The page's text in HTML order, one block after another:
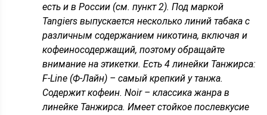
есть и в России (см. пункт 2). Под маркой
Tangiers выпускается несколько линий табака с
различным содержанием никотина, включая и
кофеиносодержащий, поэтому обращайте
внимание на этикетки. Есть 4 линейки Танжирса:
F-Line (Ф-Лайн) – самый крепкий у танжа.
Содержит кофеин. Noir – классика жанра в
линейке Танжирса. Имеет стойкое послевкусие